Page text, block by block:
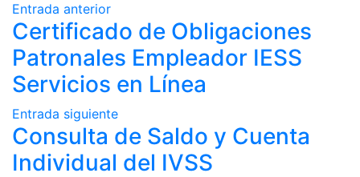
Entrada anterior
Certificado de Obligaciones
Patronales Empleador IESS
Servicios en Línea
Entrada siguiente
Consulta de Saldo y Cuenta
Individual del IVSS